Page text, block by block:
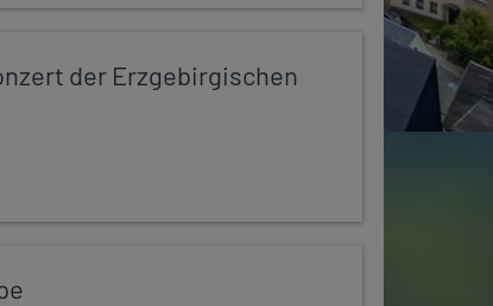
der Erzgebirgischen